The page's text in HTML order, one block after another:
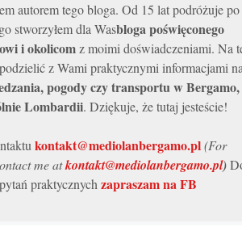
autorem tego bloga. Od 15 lat podróżuje po
stworzyłem dla Wasbloga poświęconego
i okolicomz moimi doświadczeniami. Na
z Wami praktycznymi informacjami
pogody czy transportu w Bergamo,
Lombardii. Dziękuje, że tutaj jesteście!
kontakt@mediolanbergamo.pl(For
me atkontakt@mediolanbergamo.pl)
praktycznychzapraszam na FB